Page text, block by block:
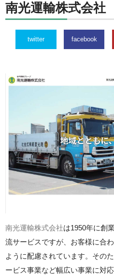
南光運輸株式会社
twitter facebook
南光運輸株式会社は1950年に創
流サービスですが、お客様に合
ように配慮されています。その
ービス事業など幅広い事業に対